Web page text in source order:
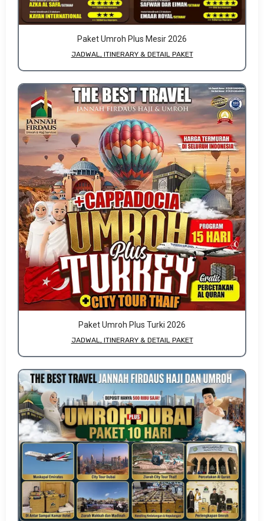
Paket Umroh Plus Mesir 2026
JADWAL, ITINERARY & DETAIL PAKET
Paket Umroh Plus Turki 2026
JADWAL, ITINERARY & DETAIL PAKET